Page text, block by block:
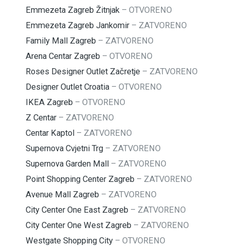
Emmezeta Zagreb Žitnjak – OTVORENO
Emmezeta Zagreb Jankomir – ZATVORENO
Family Mall Zagreb – ZATVORENO
Arena Centar Zagreb – OTVORENO
Roses Designer Outlet Začretje – ZATVORENO
Designer Outlet Croatia – OTVORENO
IKEA Zagreb – OTVORENO
Z Centar – ZATVORENO
Centar Kaptol – ZATVORENO
Supernova Cvjetni Trg – ZATVORENO
Supernova Garden Mall – ZATVORENO
Point Shopping Center Zagreb – ZATVORENO
Avenue Mall Zagreb – ZATVORENO
City Center One East Zagreb – ZATVORENO
City Center One West Zagreb – ZATVORENO
Westgate Shopping City – OTVORENO